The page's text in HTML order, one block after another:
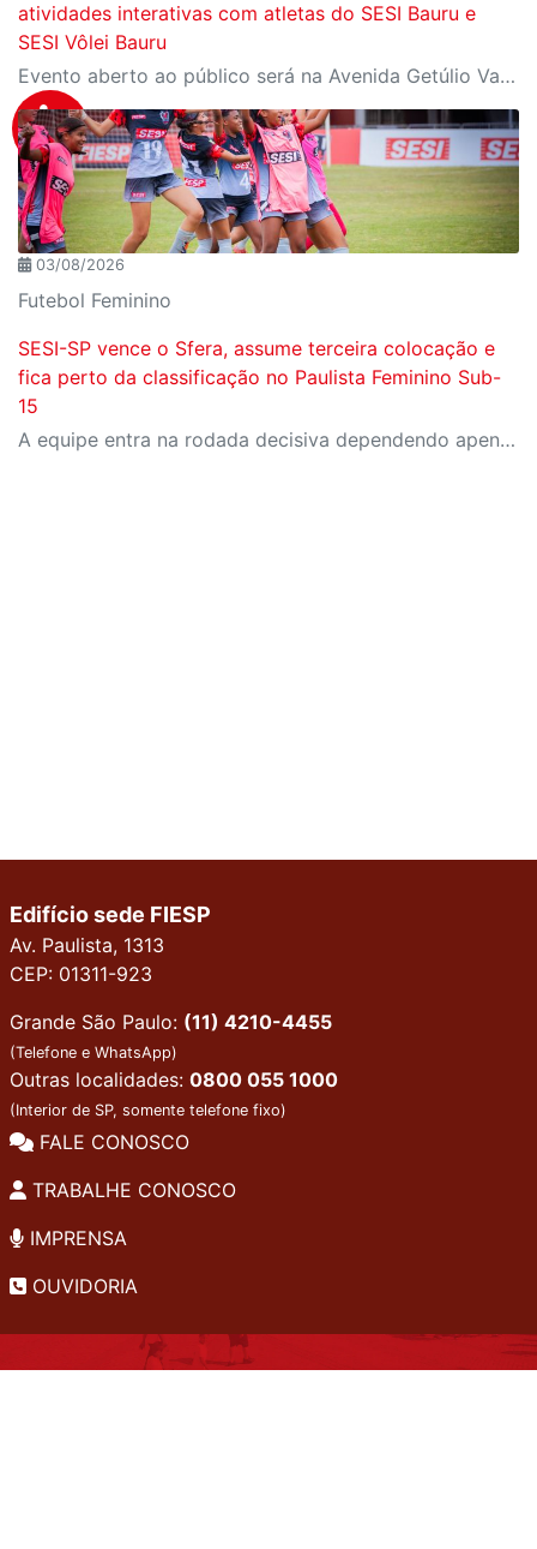
atividades interativas com atletas do SESI Bauru e
SESI Vôlei Bauru
Evento aberto ao público será na Avenida Getúlio Vargas, no domingo, 16, às 9h, com revelação do novo uniforme da equipe
03/08/2026
Futebol Feminino
SESI-SP vence o Sfera, assume terceira colocação e
fica perto da classificação no Paulista Feminino Sub-
15
A equipe entra na rodada decisiva dependendo apenas de seus próprios resultados para avançar ao mata-mata
Edifício sede FIESP
Av. Paulista, 1313
CEP: 01311-923
Grande São Paulo: (11) 4210-4455
(Telefone e WhatsApp)
Outras localidades: 0800 055 1000
(Interior de SP, somente telefone fixo)
FALE CONOSCO
TRABALHE CONOSCO
IMPRENSA
OUVIDORIA